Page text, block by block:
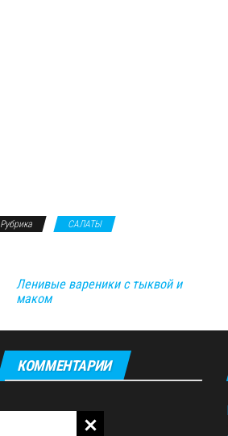
Рубрика САЛАТЫ
Ленивые вареники с тыквой и
маком
КОММЕНТАРИИ